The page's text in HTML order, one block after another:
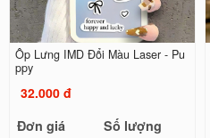
Ốp Lưng IMD Đổi Màu Laser - Pu
ppy
32.000 đ
Đơn giá
Số lượng